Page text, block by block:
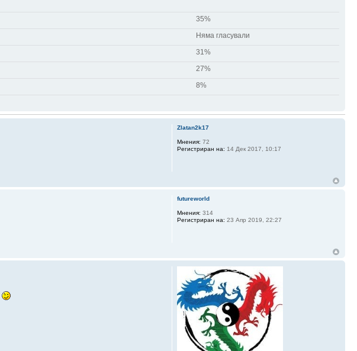
35%
Няма гласували
31%
27%
8%
Zlatan2k17
Мнения: 72
Регистриран на: 14 Дек 2017, 10:17
futureworld
Мнения: 314
Регистриран на: 23 Апр 2019, 22:27